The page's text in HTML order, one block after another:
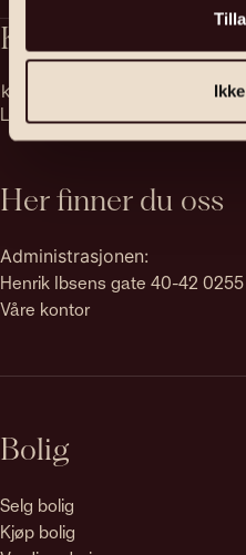
Kontakt
kontakt@emera.no
Ledige stillinger
Her finner du oss
Administrasjonen:
Henrik Ibsens gate 40-42 0255
Våre kontor
Bolig
Selg bolig
Kjøp bolig